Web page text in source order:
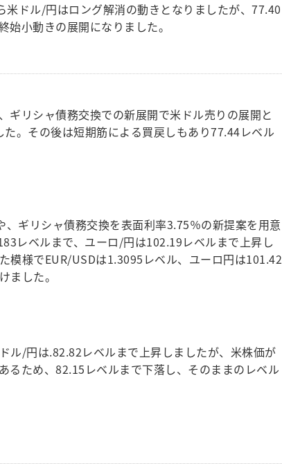
米ドル/円はロング解消の動きとなりましたが、77.40
小動きの展開になりました。
ギリシャ債務交換での新展開で米ドル売りの展開と
。その後は短期筋による買戻しもあり77.44レベル
ギリシャ債務交換を表面利率3.75％の新提案を用意
レベルまで、ユーロ/円は102.19レベルまで上昇し
模様でEUR/USDは1.3095レベル、ユーロ円は101.42
ました。
ル/円は.82.82レベルまで上昇しましたが、米株価が
るため、82.15レベルまで下落し、そのままのレベル